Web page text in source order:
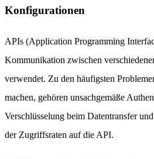
Konfigurationen
APIs (Application Programming
Kommunikation zwischen
verwendet. Zu den häufigsten
machen, gehören unsachgemäße
Verschlüsselung beim Datentransfer
der Zugriffsraten auf die API.